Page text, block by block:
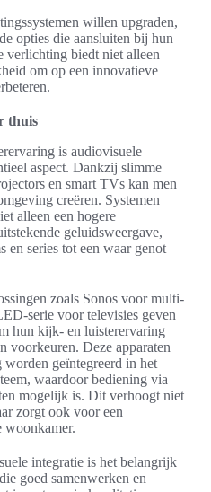
willen upgraden,
opties die aansluiten bij hun
verlichting biedt niet alleen
om op een innovatieve
thuis
is audiovisuele
aspect. Dankzij slimme
en smart TVs kan men
creëren. Systemen
alleen een hogere
geluidsweergave,
series tot een waar genot
zoals Sonos voor multi-
serie voor televisies geven
hun kijk- en luisterervaring
voorkeuren. Deze apparaten
geïntegreerd in het
waardoor bediening via
mogelijk is. Dit verhoogt niet
zorgt ook voor een
woonkamer.
integratie is het belangrijk
goed samenwerken en